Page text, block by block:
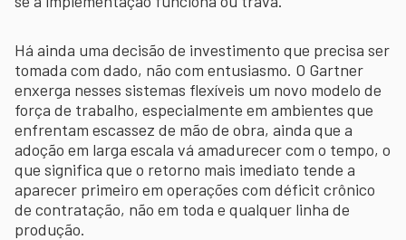
Há ainda uma decisão de investimento que precisa ser
tomada com dado, não com entusiasmo. O Gartner
enxerga nesses sistemas flexíveis um novo modelo de
força de trabalho, especialmente em ambientes que
enfrentam escassez de mão de obra, ainda que a
adoção em larga escala vá amadurecer com o tempo, o
que significa que o retorno mais imediato tende a
aparecer primeiro em operações com déficit crônico
de contratação, não em toda e qualquer linha de
produção.